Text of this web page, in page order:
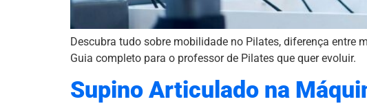
Descubra tudo sobre mobilidade no Pilates, diferença entre
Guia completo para o professor de Pilates que quer evoluir.
Supino Articulado na